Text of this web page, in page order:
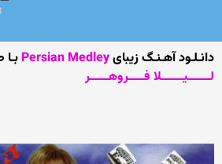
دانـلـود آهـنـگ زیبایPersian Medley
لـــــــیـــــــلا فـــــروهــــــر